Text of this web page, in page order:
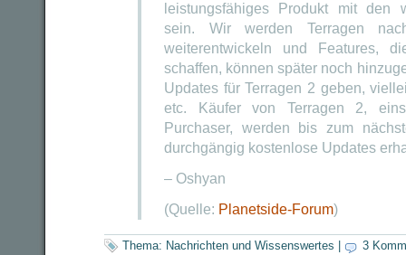
leistungsfähiges Produkt mit den
sein. Wir werden Terragen
weiterentwickeln und Features,
schaffen, können später noch
Updates für Terragen 2 geben,
etc. Käufer von Terragen 2,
Purchaser, werden bis zum
durchgängig kostenlose Updates
– Oshyan
(Quelle: Planetside-Forum)
Thema: Nachrichten und Wissenswertes 3